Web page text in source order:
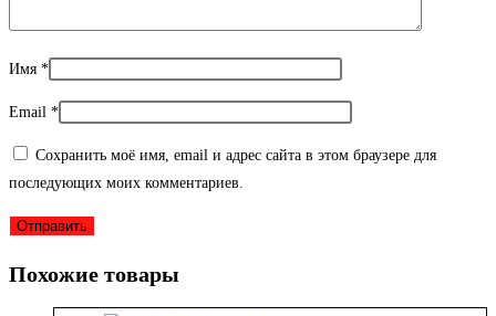
Имя *
Email *
Сохранить моё имя, email и адрес сайта в этом браузере для
последующих моих комментариев.
Похожие товары